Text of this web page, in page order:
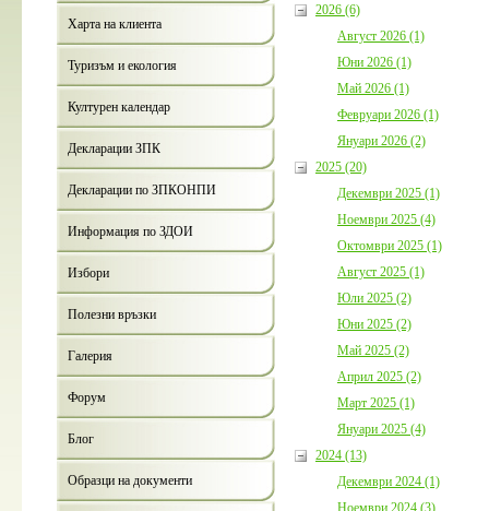
Харта на клиента
Туризъм и екология
Културен календар
Декларации ЗПК
Декларации по ЗПКОНПИ
Информация по ЗДОИ
Избори
Полезни връзки
Галерия
Форум
Блог
Образци на документи
2026 (6)
Август 2026 (1)
Юни 2026 (1)
Май 2026 (1)
Февруари 2026 (1)
Януари 2026 (2)
2025 (20)
Декември 2025 (1)
Ноември 2025 (4)
Октомври 2025 (1)
Август 2025 (1)
Юли 2025 (2)
Юни 2025 (2)
Май 2025 (2)
Април 2025 (2)
Март 2025 (1)
Януари 2025 (4)
2024 (13)
Декември 2024 (1)
Ноември 2024 (3)